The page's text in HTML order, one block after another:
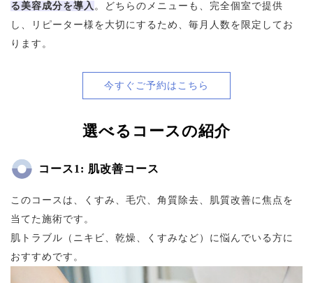
る美容成分を導入 。どちらのメニューも、完全個室で提供
し、リピーター様を大切にするため、毎月人数を限定してお
ります。
今すぐご予約はこちら
選べるコースの紹介
コース1: 肌改善コース
このコースは、くすみ、毛穴、角質除去、肌質改善に焦点を
当てた施術です。
肌トラブル（ニキビ、乾燥、くすみなど）に悩んでいる方に
おすすめです。